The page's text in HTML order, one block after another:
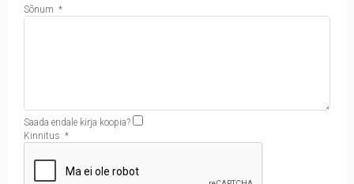
Sõnum *
Saada endale kirja koopia?
Kinnitus *